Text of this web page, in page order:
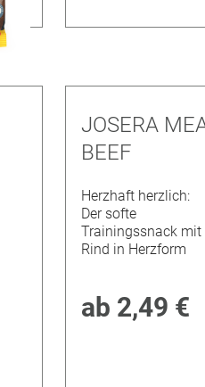
JOSERA
BEEF
Herzhaft herzlich:
Der softe
Trainingssnack mit
Rind in Herzform
ab 2,49 €